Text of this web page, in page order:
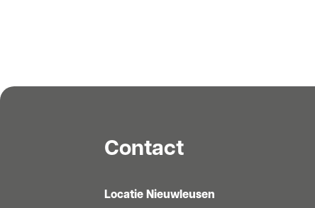
Contact
Locatie Nieuwleusen